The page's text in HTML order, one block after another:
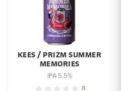
KEES / PRIZM SUMMER
MEMORIES
IPA 5,5%
0